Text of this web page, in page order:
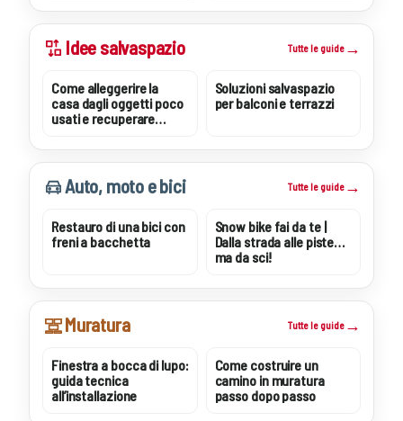
Idee salvaspazio Tutte le guide
Come alleggerire la
casa dagli oggetti poco
usati e recuperare
Soluzioni salvaspazio
per balconi e terrazzi
Auto, moto e bici Tutte le guide
Restauro di una bici con
freni a bacchetta
Snow bike fai da te |
Dalla strada alle piste…
ma da sci!
Muratura Tutte le guide
Finestra a bocca di lupo:
guida tecnica
all’installazione
Come costruire un
camino in muratura
passo dopo passo